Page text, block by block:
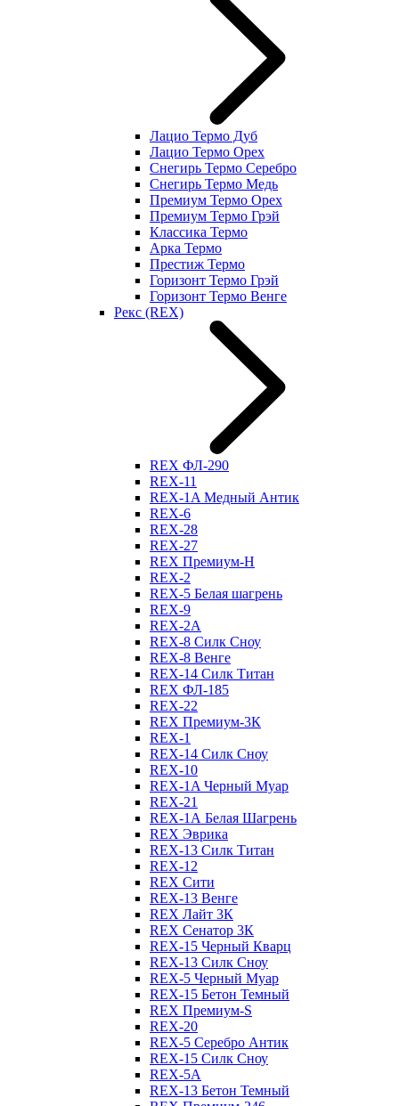
Лацио Термо Дуб
Лацио Термо Орех
Снегирь Термо Серебро
Снегирь Термо Медь
Премиум Термо Орех
Премиум Термо Грэй
Классика Термо
Арка Термо
Престиж Термо
Горизонт Термо Грэй
Горизонт Термо Венге
Рекс (REX)
REX ФЛ-290
REX-11
REX-1A Медный Антик
REX-6
REX-28
REX-27
REX Премиум-Н
REX-2
REX-5 Белая шагрень
REX-9
REX-2А
REX-8 Силк Сноу
REX-8 Венге
REX-14 Силк Титан
REX ФЛ-185
REX-22
REX Премиум-3К
REX-1
REX-14 Силк Сноу
REX-10
REX-1A Черный Муар
REX-21
REX-1А Белая Шагрень
REX Эврика
REX-13 Силк Титан
REX-12
REX Сити
REX-13 Венге
REX Лайт 3К
REX Сенатор 3К
REX-15 Черный Кварц
REX-13 Силк Сноу
REX-5 Черный Муар
REX-15 Бетон Темный
REX Премиум-S
REX-20
REX-5 Серебро Антик
REX-15 Силк Сноу
REX-5А
REX-13 Бетон Темный